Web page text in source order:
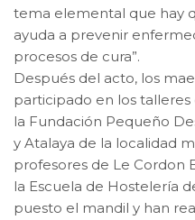
tema elemental que hay
ayuda a prevenir
procesos de cura”.
Después del acto, los
participado en los talleres
la Fundación Pequeño
y Atalaya de la localidad
profesores de Le Cordon
la Escuela de Hostelería
puesto el mandil y han